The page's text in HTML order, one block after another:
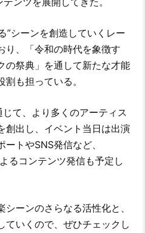
”シーンを創造していくレー
り、「令和の時代を象徴す
の祭典」を通して新たな才能
も担っている。
て、より多くのアーティス
創出し、イベント当日は出演
トやSNS発信など、
るコンテンツ発信も予定し
ーンのさらなる活性化と、
ていくので、ぜひチェックし